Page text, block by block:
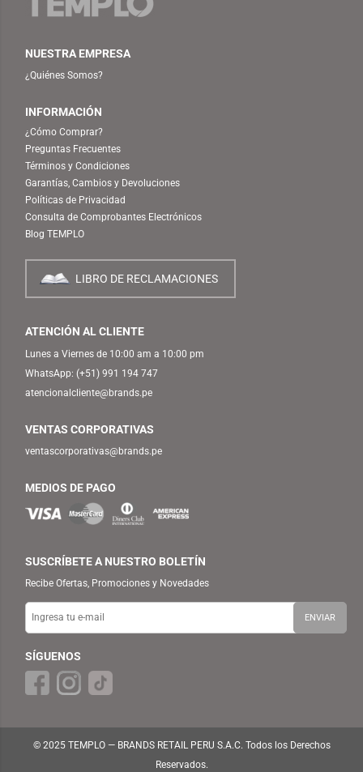
NUESTRA EMPRESA
¿Quiénes Somos?
INFORMACIÓN
¿Cómo Comprar?
Preguntas Frecuentes
Términos y Condiciones
Garantías, Cambios y Devoluciones
Políticas de Privacidad
Consulta de Comprobantes Electrónicos
Blog TEMPLO
LIBRO DE RECLAMACIONES
ATENCIÓN AL CLIENTE
Lunes a Viernes de 10:00 am a 10:00 pm
WhatsApp: (+51) 991 194 747
atencionalcliente@brands.pe
VENTAS CORPORATIVAS
ventascorporativas@brands.pe
MEDIOS DE PAGO
SUSCRÍBETE A NUESTRO BOLETÍN
Recibe Ofertas, Promociones y Novedades
SÍGUENOS
© 2025 TEMPLO — BRANDS RETAIL PERU S.A.C. Todos los Derechos
Reservados.